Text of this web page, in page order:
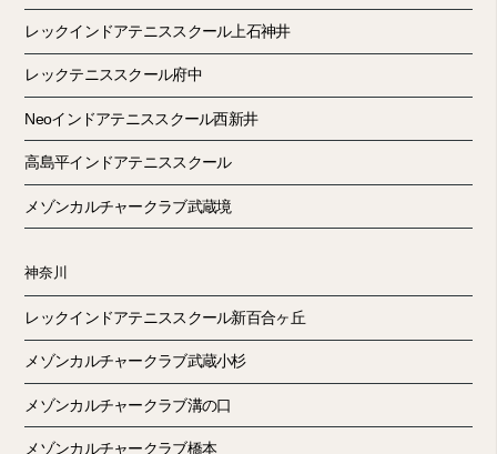
レックインドアテニススクール上石神井
レックテニススクール府中
Neoインドアテニススクール西新井
高島平インドアテニススクール
メゾンカルチャークラブ武蔵境
神奈川
レックインドアテニススクール新百合ヶ丘
メゾンカルチャークラブ武蔵小杉
メゾンカルチャークラブ溝の口
メゾンカルチャークラブ橋本